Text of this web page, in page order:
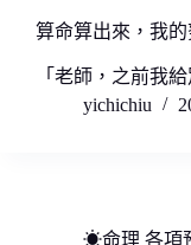
算命算出來，我
「老師，之前我
yichichiu
☀命理 各項